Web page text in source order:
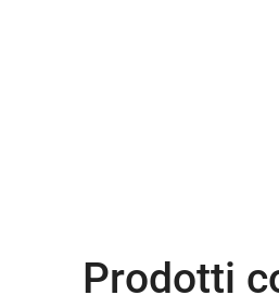
Prodotti